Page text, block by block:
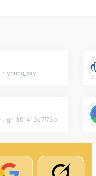
young_say
：gh_301410e7f73b